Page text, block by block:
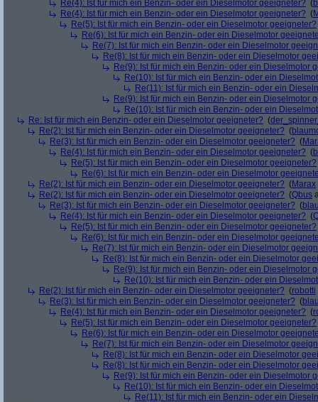
Re(4): Ist für mich ein Benzin- oder ein Dieselmotor geeigneter? (
Re(4): Ist für mich ein Benzin- oder ein Dieselmotor geeigneter? (
Re(5): Ist für mich ein Benzin- oder ein Dieselmotor geeigneter?
Re(6): Ist für mich ein Benzin- oder ein Dieselmotor
Re(7): Ist für mich ein Benzin- oder ein Dieselmotor
Re(8): Ist für mich ein Benzin- oder ein Dieselmotor
Re(9): Ist für mich ein Benzin- oder ein Dieselmotor
Re(10): Ist für mich ein Benzin- oder ein
Re(11): Ist für mich ein Benzin- oder ein
Re(9): Ist für mich ein Benzin- oder ein Dieselmotor
Re(10): Ist für mich ein Benzin- oder ein
Re: Ist für mich ein Benzin- oder ein Dieselmotor geeigneter? (
Re(2): Ist für mich ein Benzin- oder ein Dieselmotor geeigneter? (
Re(3): Ist für mich ein Benzin- oder ein Dieselmotor geeigneter? (
Re(4): Ist für mich ein Benzin- oder ein Dieselmotor geeigneter? (
Re(5): Ist für mich ein Benzin- oder ein Dieselmotor geeigneter?
Re(6): Ist für mich ein Benzin- oder ein Dieselmotor
Re(2): Ist für mich ein Benzin- oder ein Dieselmotor geeigneter? (Marax
Re(2): Ist für mich ein Benzin- oder ein Dieselmotor geeigneter? (Qbus
Re(3): Ist für mich ein Benzin- oder ein Dieselmotor geeigneter? (
Re(4): Ist für mich ein Benzin- oder ein Dieselmotor geeigneter? (
Re(5): Ist für mich ein Benzin- oder ein Dieselmotor geeigneter?
Re(6): Ist für mich ein Benzin- oder ein Dieselmotor
Re(7): Ist für mich ein Benzin- oder ein Dieselmotor
Re(8): Ist für mich ein Benzin- oder ein Dieselmotor
Re(9): Ist für mich ein Benzin- oder ein Dieselmotor
Re(10): Ist für mich ein Benzin- oder ein
Re(2): Ist für mich ein Benzin- oder ein Dieselmotor geeigneter? (robotti
Re(3): Ist für mich ein Benzin- oder ein Dieselmotor geeigneter? (
Re(4): Ist für mich ein Benzin- oder ein Dieselmotor geeigneter? (
Re(5): Ist für mich ein Benzin- oder ein Dieselmotor geeigneter?
Re(6): Ist für mich ein Benzin- oder ein Dieselmotor
Re(7): Ist für mich ein Benzin- oder ein Dieselmotor
Re(8): Ist für mich ein Benzin- oder ein Dieselmotor
Re(8): Ist für mich ein Benzin- oder ein Dieselmotor
Re(9): Ist für mich ein Benzin- oder ein Dieselmotor
Re(10): Ist für mich ein Benzin- oder ein
Re(11): Ist für mich ein Benzin- oder ein